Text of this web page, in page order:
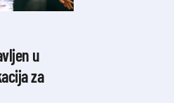
u
za